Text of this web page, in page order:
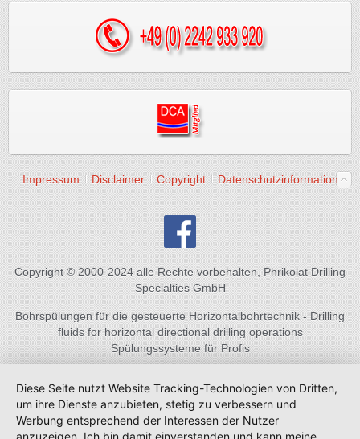
Impressum Disclaimer Copyright Datenschutzinformation
Copyright © 2000-2024 alle Rechte vorbehalten, Phrikolat Drilling
Specialties GmbH
Bohrspülungen für die gesteuerte Horizontalbohrtechnik - Drilling
fluids for horizontal directional drilling operations
Spülungssysteme für Profis
Diese Seite nutzt Website Tracking-Technologien von Dritten,
um ihre Dienste anzubieten, stetig zu verbessern und
Werbung entsprechend der Interessen der Nutzer
anzuzeigen. Ich bin damit einverstanden und kann meine